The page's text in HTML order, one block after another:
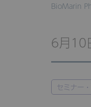
BioMarin
6月
セミナー